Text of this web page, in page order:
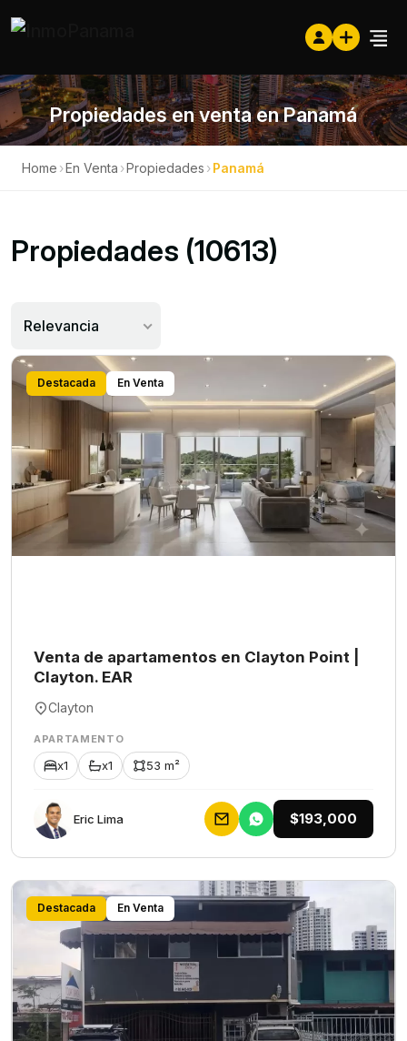
Propiedades en venta en Panamá
Home ›En Venta ›Propiedades ›Panamá
Propiedades (10613)
Relevancia
Destacada En Venta
Venta de apartamentos en Clayton Point |
Clayton. EAR
Clayton
APARTAMENTO
x1 x1 53 m²
Eric Lima $193,000
Destacada En Venta